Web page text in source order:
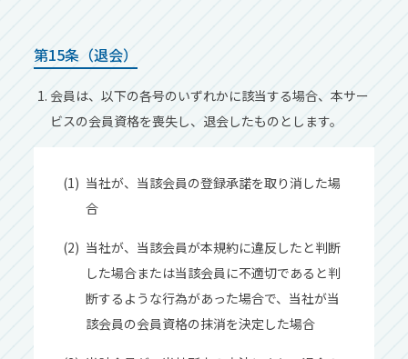
第15条（退会）
会員は、以下の各号のいずれかに該当する場合、本サー
ビスの会員資格を喪失し、退会したものとします。
当社が、当該会員の登録承諾を取り消した場
合
当社が、当該会員が本規約に違反したと判断
した場合または当該会員に不適切であると判
断するような⾏為があった場合で、当社が当
該会員の会員資格の抹消を決定した場合